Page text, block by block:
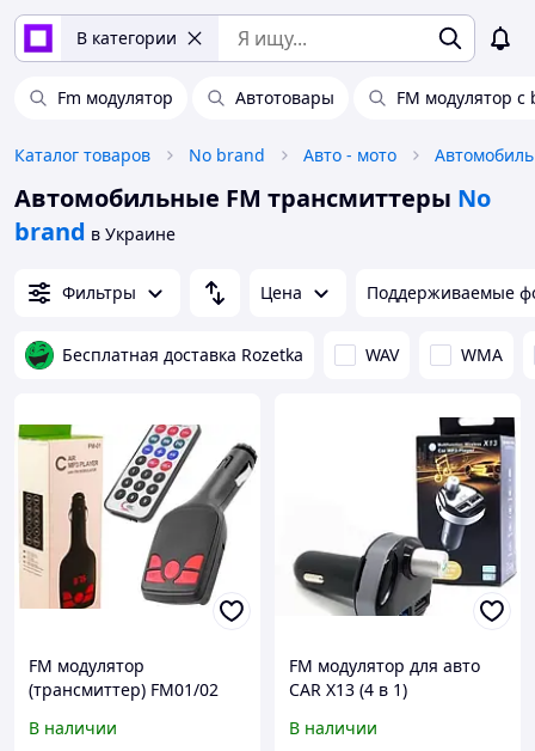
В категории
Fm модулятор Автотовары FM модулятор
Каталог товаров No brand Авто - мото
Автомобильные FM трансмиттеры No
brand в Украине
Фильтры Цена Поддерживаемые
Бесплатная доставка Rozetka WAV WMA
FM модулятор
(трансмиттер) FM01/02
В наличии
FM модулятор для авто
CAR X13 (4 в 1)
MicroSD 2,1A Черный
В наличии